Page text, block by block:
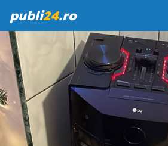
publi24.ro